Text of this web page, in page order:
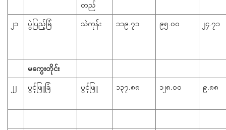
တည်
၂၁ ပွဲပြည့်ခြံ သဲကုန်း ၁၁၉.၇၁ ၉၅.၀၀ ၂၄.၇၁
မကွေးတိုင်း
၂၂ ပွင့်ဖြူခြံ ပွင့်ဖြူ ၁၃၇.၈၈ ၁၂၈.၀၀ ၉.၈၈